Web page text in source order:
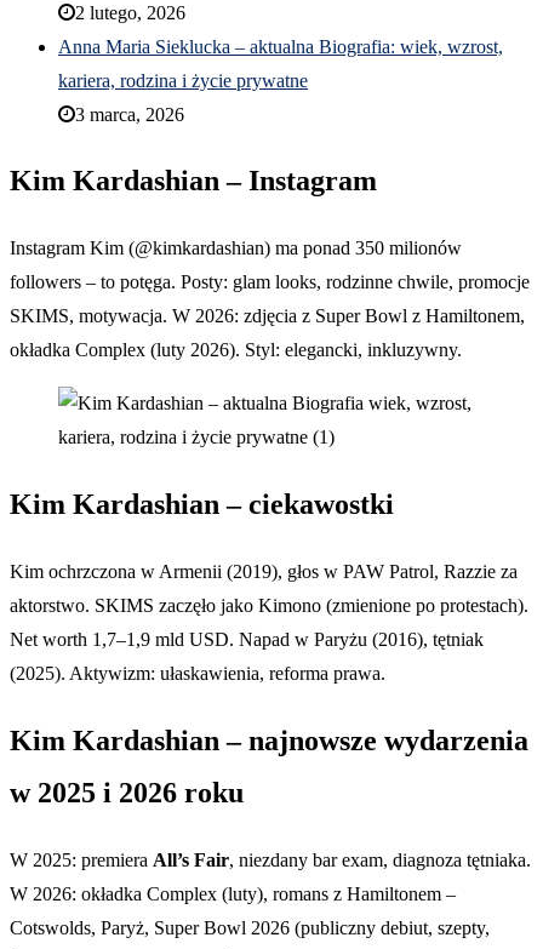
2 lutego, 2026
Anna Maria Sieklucka – aktualna Biografia: wiek, wzrost,
kariera, rodzina i życie prywatne
3 marca, 2026
Kim Kardashian – Instagram
Instagram Kim (@kimkardashian) ma ponad 350 milionów
followers – to potęga. Posty: glam looks, rodzinne chwile, promocje
SKIMS, motywacja. W 2026: zdjęcia z Super Bowl z Hamiltonem,
okładka Complex (luty 2026). Styl: elegancki, inkluzywny.
Kim Kardashian – ciekawostki
Kim ochrzczona w Armenii (2019), głos w PAW Patrol, Razzie za
aktorstwo. SKIMS zaczęło jako Kimono (zmienione po protestach).
Net worth 1,7–1,9 mld USD. Napad w Paryżu (2016), tętniak
(2025). Aktywizm: ułaskawienia, reforma prawa.
Kim Kardashian – najnowsze wydarzenia
w 2025 i 2026 roku
W 2025: premiera All’s Fair, niezdany bar exam, diagnoza tętniaka.
W 2026: okładka Complex (luty), romans z Hamiltonem –
Cotswolds, Paryż, Super Bowl 2026 (publiczny debiut, szepty,